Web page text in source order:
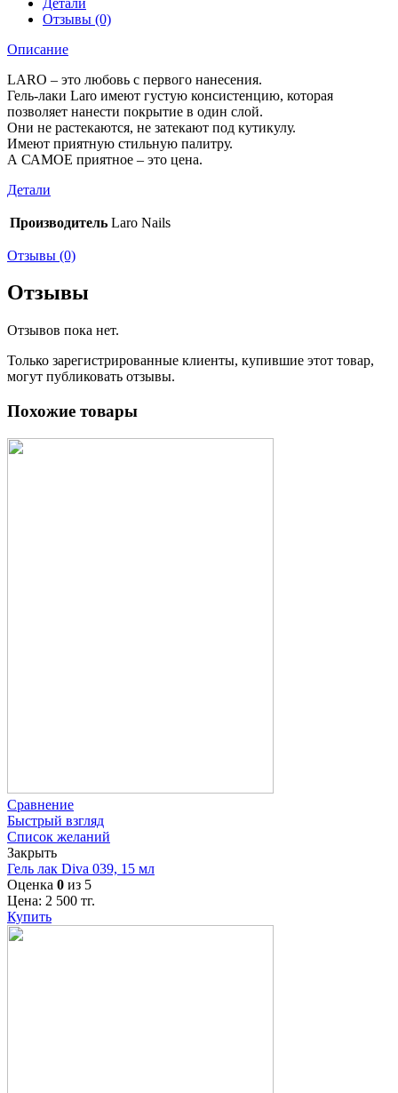
Отзывы (0)
Описание
LARO – это любовь с первого нанесения.
Гель-лаки Laro имеют густую консистенцию, которая
позволяет нанести покрытие в один слой.
Они не растекаются, не затекают под кутикулу.
Имеют приятную стильную палитру.
А САМОЕ приятное – это цена.
Детали
Производитель Laro Nails
Отзывы (0)
Отзывы
Отзывов пока нет.
Только зарегистрированные клиенты, купившие этот товар,
могут публиковать отзывы.
Похожие товары
Сравнение
Быстрый взгляд
Список желаний
Закрыть
Гель лак Diva 039, 15 мл
Оценка 0 из 5
Цена: 2 500 тг.
Купить